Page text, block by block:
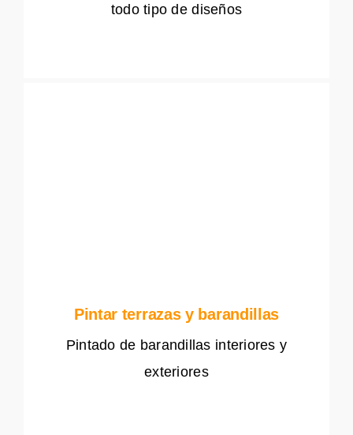
todo tipo de diseños
Pintar terrazas y barandillas
Pintado de barandillas interiores y
exteriores